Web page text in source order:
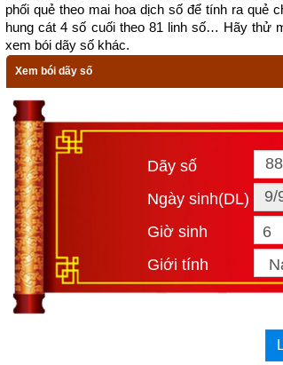
Bành Tổ Kỵ Nhật có đúng và còn phù hợp với
Theo Bành Tổ Bách Kỵ thì
壬不决水, 难更堤防
Nhâm bất ương thủy, nan canh đê phòng
Ngày Nhâm không nên tháo ao, xả nước để
子不问卜
Tý bất vấn bốc, tự nhạ tai ương
Ngày Tý không nên gieo quẻ bói, dễ rước lấy
Thực tế việc xác định ngày đẹp, ngày xấu
sự hiểu biết sâu về âm dương, ngũ hành,
phối quẻ theo mai hoa dịch số để tính ra quẻ
hung cát 4 số cuối theo 81 linh số… Hãy thử
xem bói dãy số khác.
Xem bói dãy số
Dãy số
Ngày sinh(DL)
Giờ sinh
Giới tính